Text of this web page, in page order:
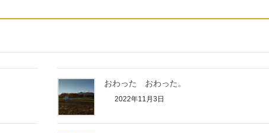
おわった おわった。
2022年11月3日